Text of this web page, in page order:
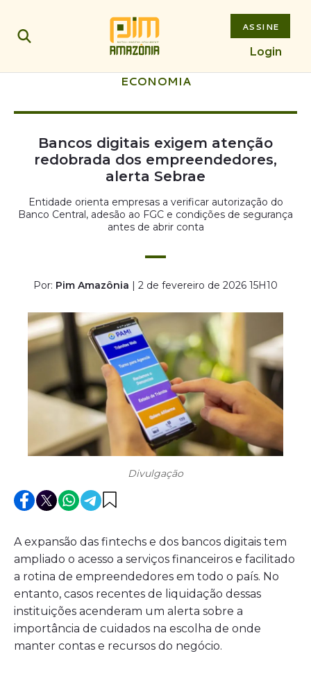
ASSINE
Login
ECONOMIA
Bancos digitais exigem atenção
redobrada dos empreendedores,
alerta Sebrae
Entidade orienta empresas a verificar autorização do
Banco Central, adesão ao FGC e condições de segurança
antes de abrir conta
Por: Pim Amazônia | 2 de fevereiro de 2026 15H10
Divulgação
A expansão das fintechs e dos bancos digitais tem
ampliado o acesso a serviços financeiros e facilitado
a rotina de empreendedores em todo o país. No
entanto, casos recentes de liquidação dessas
instituições acenderam um alerta sobre a
importância de cuidados na escolha de onde
manter contas e recursos do negócio.